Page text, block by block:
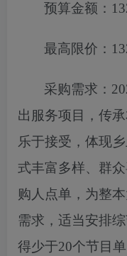
预算金额：
最高限价：
采购需求：
出服务项目
， 传
乐于接受，体现
式丰富多样、群
购人点单，为整本
需求，适当安排
得少于20个节目单